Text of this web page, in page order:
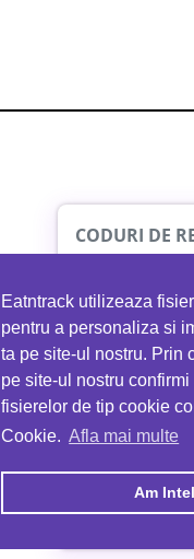
Eatntrack utilizeaza
pentru a personaliza si
ta pe site-ul nostru. Prin
pe site-ul nostru
fisierelor de tip cookie
Cookie. Afla mai multe
Am
CODURI DE
Ai40%
folosind